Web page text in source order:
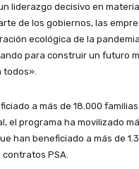
liderazgo decisivo en
de los gobiernos, las
ecológica de la pandemia
para construir un futuro
a más de 18.000
el programa ha movilizado
han beneficiado a más de
PSA.